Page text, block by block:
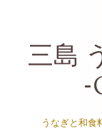
三島
-
うなぎと和食